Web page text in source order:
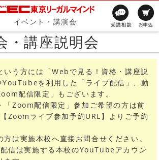
イベント・講演会
・講座説明会
いう方には「Webで見る！資格・講座説
を利用した「ライブ配信」、動
配信限定」もございます。
「Zoom配信限定」参加ご希望の方は前
Zoomライブ参加予約URL】よりご予約
方は実施本校へ直接お問合せください。
信は実施する本校のYouTubeアカウン